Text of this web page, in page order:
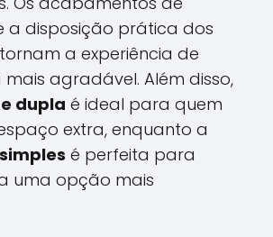
a disposição prática dos
a experiência de
agradável. Além disso,
dupla é ideal para quem
extra, enquanto a
é perfeita para
uma opção mais